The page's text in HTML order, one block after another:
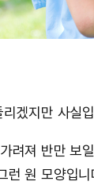
겠지만 사실
려져 반만 보
런 원 모양입니